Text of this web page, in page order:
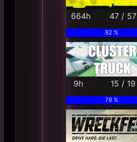
664h 47 / 57
82 %
9h 15 / 19
78 %